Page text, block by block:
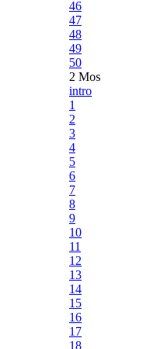
46
47
48
49
50
2 Mos
intro
1
2
3
4
5
6
7
8
9
10
11
12
13
14
15
16
17
18